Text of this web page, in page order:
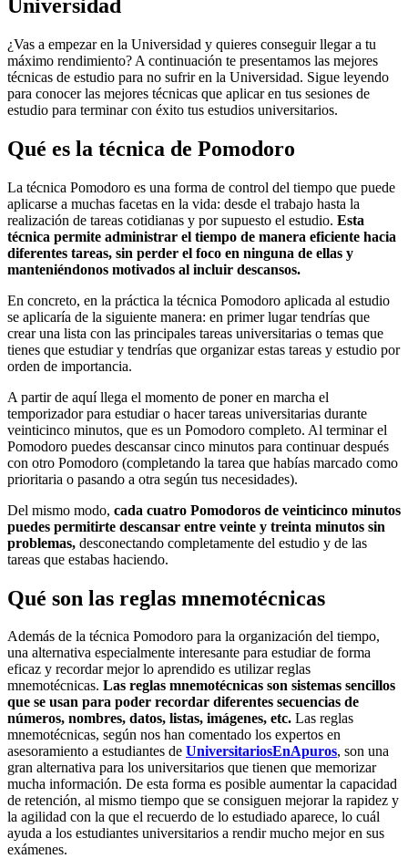
Universidad
¿Vas a empezar en la Universidad y quieres conseguir llegar a tu
máximo rendimiento? A continuación te presentamos las mejores
técnicas de estudio para no sufrir en la Universidad. Sigue leyendo
para conocer las mejores técnicas que aplicar en tus sesiones de
estudio para terminar con éxito tus estudios universitarios.
Qué es la técnica de Pomodoro
La técnica Pomodoro es una forma de control del tiempo que puede
aplicarse a muchas facetas en la vida: desde el trabajo hasta la
realización de tareas cotidianas y por supuesto el estudio. Esta
técnica permite administrar el tiempo de manera eficiente hacia
diferentes tareas, sin perder el foco en ninguna de ellas y
manteniéndonos motivados al incluir descansos.
En concreto, en la práctica la técnica Pomodoro aplicada al estudio
se aplicaría de la siguiente manera: en primer lugar tendrías que
crear una lista con las principales tareas universitarias o temas que
tienes que estudiar y tendrías que organizar estas tareas y estudio por
orden de importancia.
A partir de aquí llega el momento de poner en marcha el
temporizador para estudiar o hacer tareas universitarias durante
veinticinco minutos, que es un Pomodoro completo. Al terminar el
Pomodoro puedes descansar cinco minutos para continuar después
con otro Pomodoro (completando la tarea que habías marcado como
prioritaria o pasando a otra según tus necesidades).
Del mismo modo, cada cuatro Pomodoros de veinticinco minutos
puedes permitirte descansar entre veinte y treinta minutos sin
problemas, desconectando completamente del estudio y de las
tareas que estabas haciendo.
Qué son las reglas mnemotécnicas
Además de la técnica Pomodoro para la organización del tiempo,
una alternativa especialmente interesante para estudiar de forma
eficaz y recordar mejor lo aprendido es utilizar reglas
mnemotécnicas. Las reglas mnemotécnicas son sistemas sencillos
que se usan para poder recordar diferentes secuencias de
números, nombres, datos, listas, imágenes, etc. Las reglas
mnemotécnicas, según nos han comentado los expertos en
asesoramiento a estudiantes de UniversitariosEnApuros, son una
gran alternativa para los universitarios que tienen que memorizar
mucha información. De esta forma es posible aumentar la capacidad
de retención, al mismo tiempo que se consiguen mejorar la rapidez y
la agilidad con la que el recuerdo de lo estudiado aparece, lo cuál
ayuda a los estudiantes universitarios a rendir mucho mejor en sus
exámenes.